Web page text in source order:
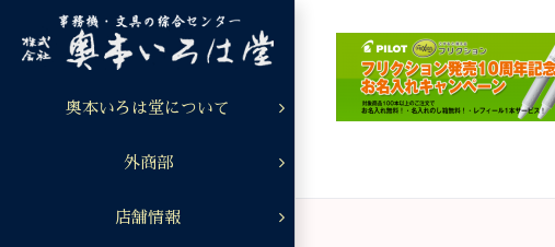
content
奥本いろは堂について
外商部
店舗情報